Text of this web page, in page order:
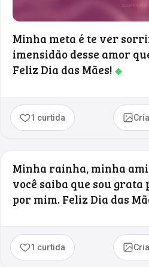
Minha meta é te ver
imensidão desse amor
Feliz Dia das Mães! ◆
1 curtida
Minha rainha, minha
você saiba que sou grata
por mim. Feliz Dia das
1 curtida